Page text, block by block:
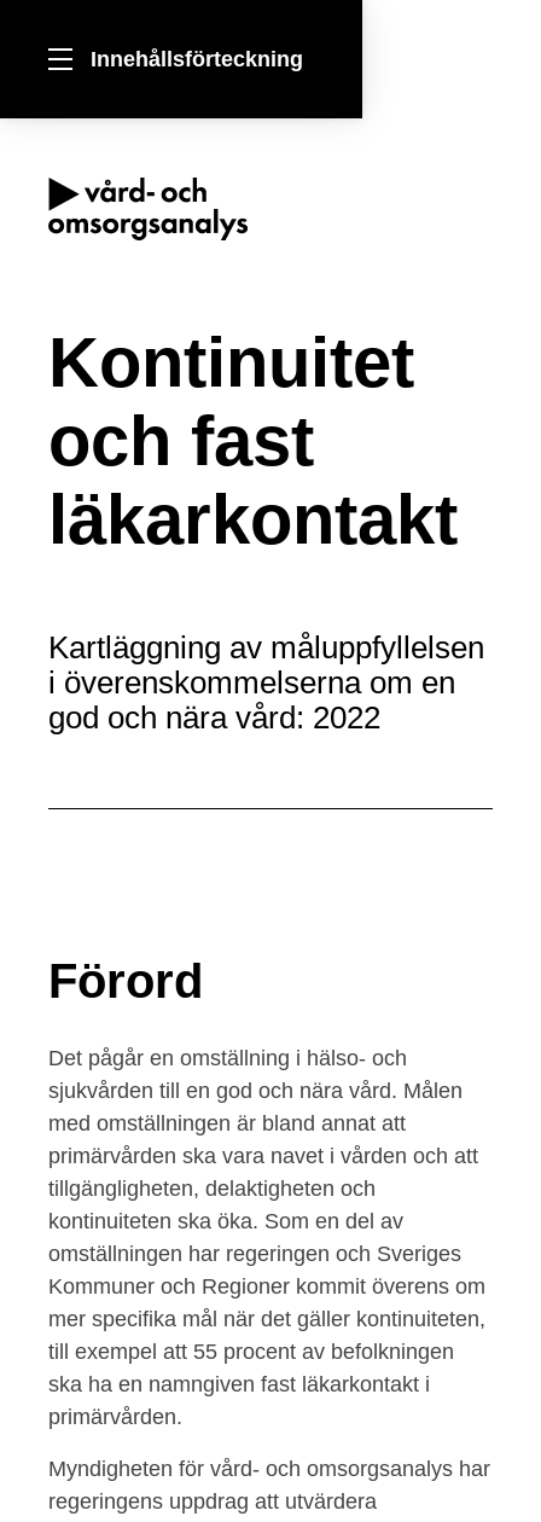
Innehållsförteckning
1 Uppdrag att kartlägga
kontinuiteten i vården
2 Olika perspektiv på
4 Referenser
Kontinuitet
och fast
läkarkontakt
Kartläggning av måluppfyllelsen
i överenskommelserna om en
god och nära vård: 2022
Förord
Det pågår en omställning i hälso- och
sjukvården till en god och nära vård. Målen
med omställningen är bland annat att
primärvården ska vara navet i vården och att
tillgängligheten, delaktigheten och
kontinuiteten ska öka. Som en del av
omställningen har regeringen och Sveriges
Kommuner och Regioner kommit överens om
mer specifika mål när det gäller kontinuiteten,
till exempel att 55 procent av befolkningen
ska ha en namngiven fast läkarkontakt i
primärvården.
Myndigheten för vård- och omsorgsanalys har
regeringens uppdrag att utvärdera